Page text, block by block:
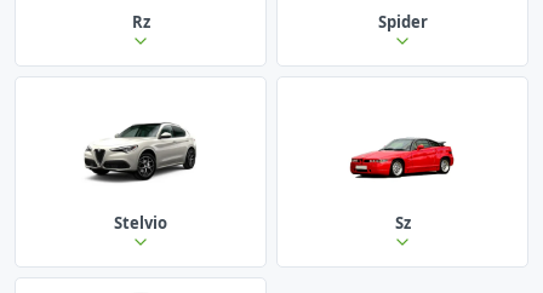
Rz Spider
Stelvio Sz